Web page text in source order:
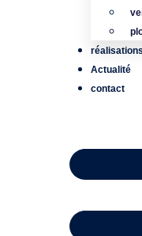
Actualité
contact